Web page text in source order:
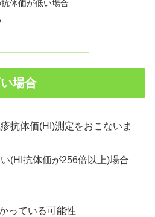
抗体価が低い場合
場合
抗体価(HI)測定をおこないま
(HI抗体価が256倍以上)場合
っている可能性